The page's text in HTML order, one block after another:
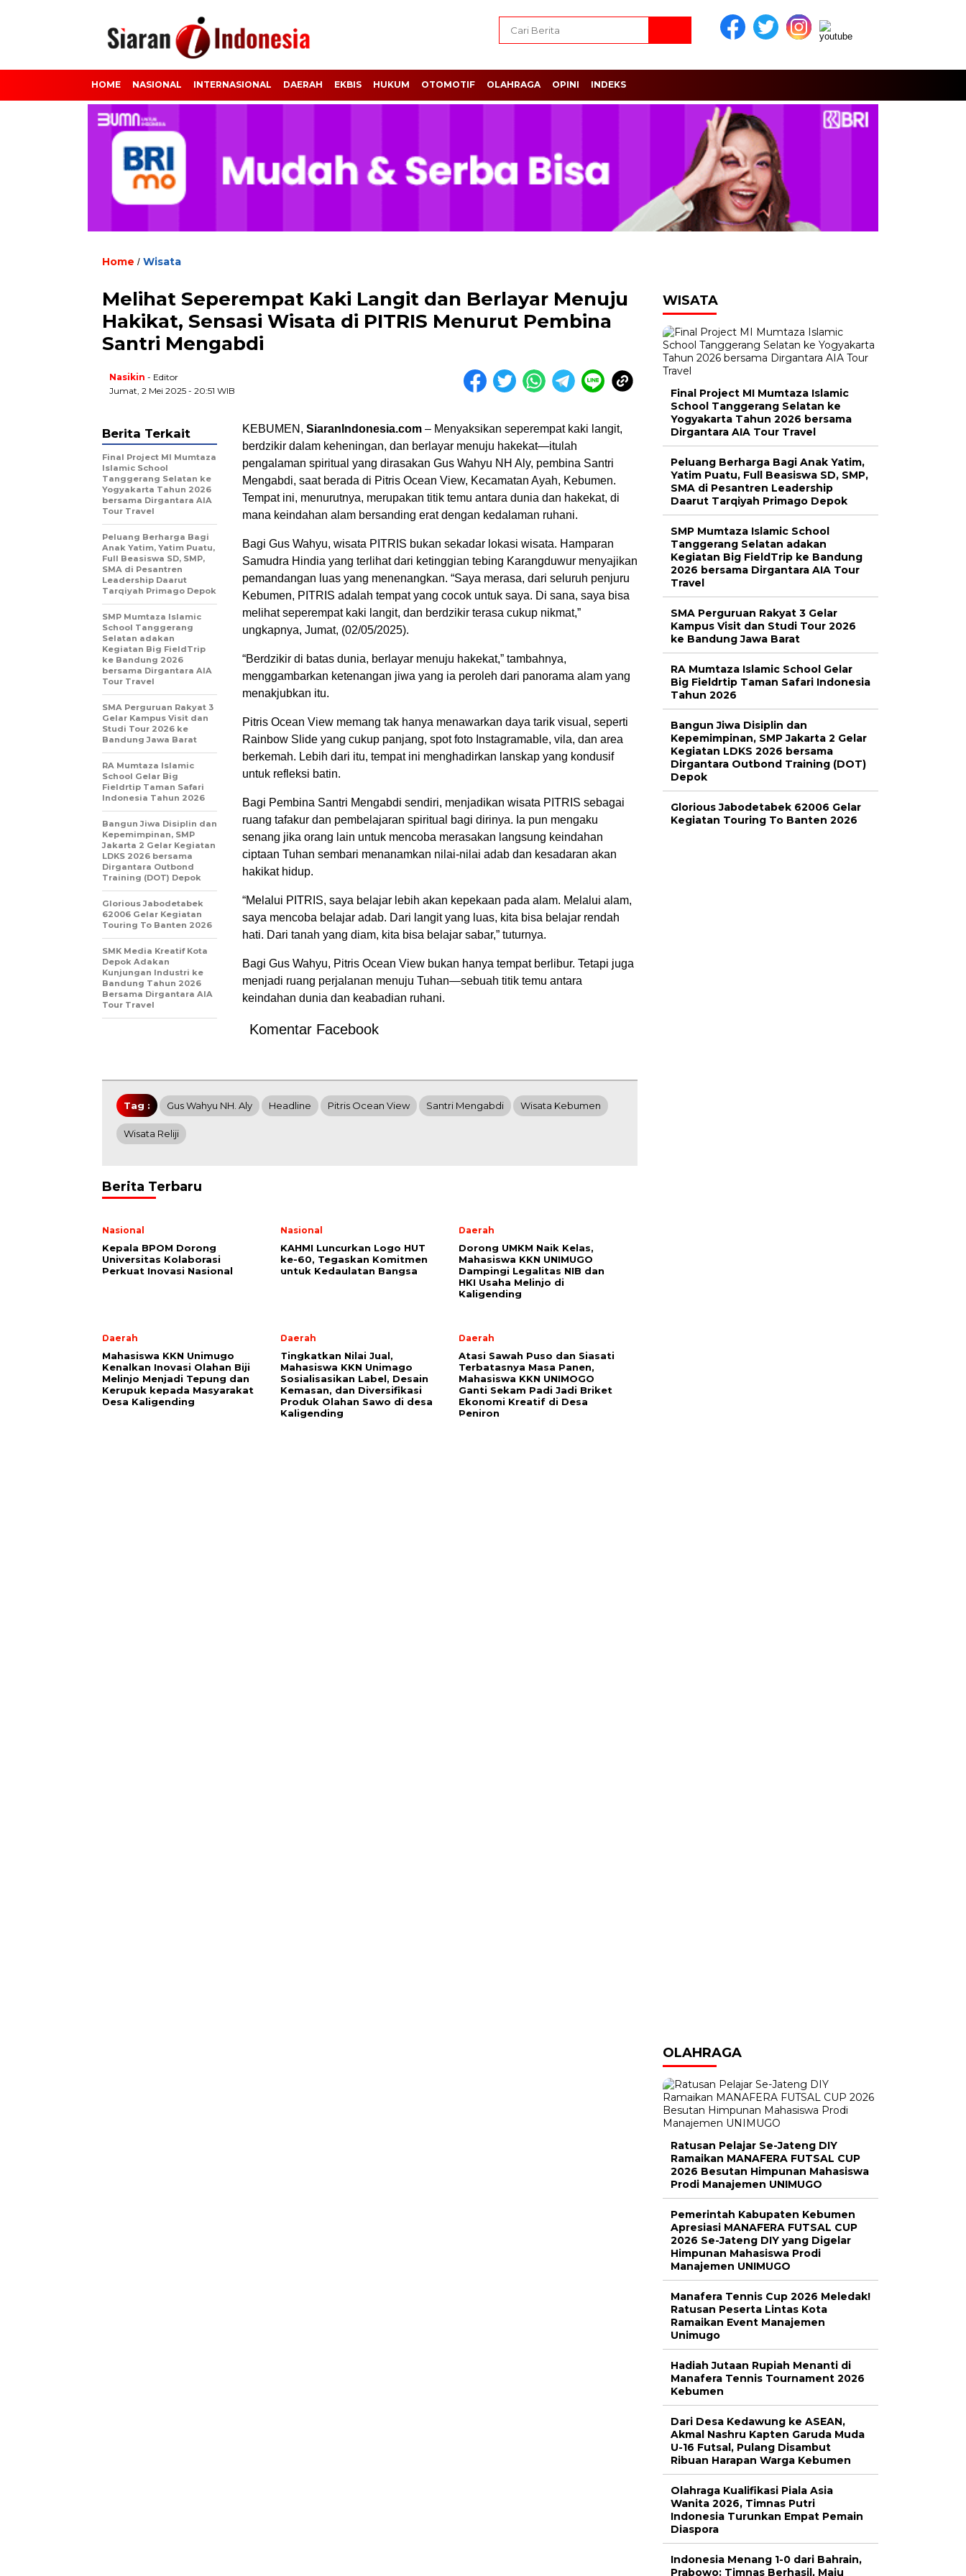
HOME NASIONAL INTERNASIONAL DAERAH EKBIS HUKUM OTOMOTIF OLAHRAGA OPINI INDEKS
Home / Wisata
Melihat Seperempat Kaki Langit dan Berlayar Menuju
Hakikat, Sensasi Wisata di PITRIS Menurut Pembina
Santri Mengabdi
Nasikin - Editor
Jumat, 2 Mei 2025 - 20:51 WIB
KEBUMEN, SiaranIndonesia.com – Menyaksikan seperempat kaki langit,
berdzikir dalam keheningan, dan berlayar menuju hakekat—itulah
pengalaman spiritual yang dirasakan Gus Wahyu NH Aly, pembina Santri
Mengabdi, saat berada di Pitris Ocean View, Kecamatan Ayah, Kebumen.
Tempat ini, menurutnya, merupakan titik temu antara dunia dan hakekat, di
mana keindahan alam bersanding erat dengan kedalaman ruhani.
Bagi Gus Wahyu, wisata PITRIS bukan sekadar lokasi wisata. Hamparan
Samudra Hindia yang terlihat dari ketinggian tebing Karangduwur menyajikan
pemandangan luas yang menenangkan. “Saya merasa, dari seluruh penjuru
Kebumen, PITRIS adalah tempat yang cocok untuk saya. Di sana, saya bisa
melihat seperempat kaki langit, dan berdzikir terasa cukup nikmat,”
ungkapnya, Jumat, (02/05/2025).
“Berdzikir di batas dunia, berlayar menuju hakekat,” tambahnya,
menggambarkan ketenangan jiwa yang ia peroleh dari panorama alam yang
menakjubkan itu.
Pitris Ocean View memang tak hanya menawarkan daya tarik visual, seperti
Rainbow Slide yang cukup panjang, spot foto Instagramable, vila, dan area
berkemah. Lebih dari itu, tempat ini menghadirkan lanskap yang kondusif
untuk refleksi batin.
Bagi Pembina Santri Mengabdi sendiri, menjadikan wisata PITRIS sebagai
ruang tafakur dan pembelajaran spiritual bagi dirinya. Ia pun mengaku
senang jika orang lain untuk mencoba merasakan langsung keindahan
ciptaan Tuhan sembari menanamkan nilai-nilai adab dan kesadaran akan
hakikat hidup.
“Melalui PITRIS, saya belajar lebih akan kepekaan pada alam. Melalui alam,
saya mencoba belajar adab. Dari langit yang luas, kita bisa belajar rendah
hati. Dari tanah yang diam, kita bisa belajar sabar,” tuturnya.
Bagi Gus Wahyu, Pitris Ocean View bukan hanya tempat berlibur. Tetapi juga
menjadi ruang perjalanan menuju Tuhan—sebuah titik temu antara
keindahan dunia dan keabadian ruhani.
Komentar Facebook
Berita Terkait
Final Project MI Mumtaza
Islamic School
Tanggerang Selatan ke
Yogyakarta Tahun 2026
bersama Dirgantara AIA
Tour Travel
Peluang Berharga Bagi
Anak Yatim, Yatim Puatu,
Full Beasiswa SD, SMP,
SMA di Pesantren
Leadership Daarut
Tarqiyah Primago Depok
SMP Mumtaza Islamic
School Tanggerang
Selatan adakan
Kegiatan Big FieldTrip
ke Bandung 2026
bersama Dirgantara AIA
Tour Travel
SMA Perguruan Rakyat 3
Gelar Kampus Visit dan
Studi Tour 2026 ke
Bandung Jawa Barat
RA Mumtaza Islamic
School Gelar Big
Fieldrtip Taman Safari
Indonesia Tahun 2026
Bangun Jiwa Disiplin dan
Kepemimpinan, SMP
Jakarta 2 Gelar Kegiatan
LDKS 2026 bersama
Dirgantara Outbond
Training (DOT) Depok
Glorious Jabodetabek
62006 Gelar Kegiatan
Touring To Banten 2026
SMK Media Kreatif Kota
Depok Adakan
Kunjungan Industri ke
Bandung Tahun 2026
Bersama Dirgantara AIA
Tour Travel
Tag : Gus Wahyu NH. Aly Headline Pitris Ocean View Santri Mengabdi Wisata Kebumen
Wisata Reliji
Berita Terbaru
Nasional
Kepala BPOM Dorong
Universitas Kolaborasi
Perkuat Inovasi Nasional
Nasional
KAHMI Luncurkan Logo HUT
ke-60, Tegaskan Komitmen
untuk Kedaulatan Bangsa
Daerah
Dorong UMKM Naik Kelas,
Mahasiswa KKN UNIMUGO
Dampingi Legalitas NIB dan
HKI Usaha Melinjo di
Kaligending
Daerah
Mahasiswa KKN Unimugo
Kenalkan Inovasi Olahan Biji
Melinjo Menjadi Tepung dan
Kerupuk kepada Masyarakat
Desa Kaligending
Daerah
Tingkatkan Nilai Jual,
Mahasiswa KKN Unimago
Sosialisasikan Label, Desain
Kemasan, dan Diversifikasi
Produk Olahan Sawo di desa
Kaligending
Daerah
Atasi Sawah Puso dan Siasati
Terbatasnya Masa Panen,
Mahasiswa KKN UNIMOGO
Ganti Sekam Padi Jadi Briket
Ekonomi Kreatif di Desa
Peniron
WISATA
Final Project MI Mumtaza Islamic
School Tanggerang Selatan ke
Yogyakarta Tahun 2026 bersama
Dirgantara AIA Tour Travel
Peluang Berharga Bagi Anak Yatim,
Yatim Puatu, Full Beasiswa SD, SMP,
SMA di Pesantren Leadership
Daarut Tarqiyah Primago Depok
SMP Mumtaza Islamic School
Tanggerang Selatan adakan
Kegiatan Big FieldTrip ke Bandung
2026 bersama Dirgantara AIA Tour
Travel
SMA Perguruan Rakyat 3 Gelar
Kampus Visit dan Studi Tour 2026
ke Bandung Jawa Barat
RA Mumtaza Islamic School Gelar
Big Fieldrtip Taman Safari Indonesia
Tahun 2026
Bangun Jiwa Disiplin dan
Kepemimpinan, SMP Jakarta 2 Gelar
Kegiatan LDKS 2026 bersama
Dirgantara Outbond Training (DOT)
Depok
Glorious Jabodetabek 62006 Gelar
Kegiatan Touring To Banten 2026
OLAHRAGA
Ratusan Pelajar Se-Jateng DIY
Ramaikan MANAFERA FUTSAL CUP
2026 Besutan Himpunan Mahasiswa
Prodi Manajemen UNIMUGO
Pemerintah Kabupaten Kebumen
Apresiasi MANAFERA FUTSAL CUP
2026 Se-Jateng DIY yang Digelar
Himpunan Mahasiswa Prodi
Manajemen UNIMUGO
Manafera Tennis Cup 2026 Meledak!
Ratusan Peserta Lintas Kota
Ramaikan Event Manajemen
Unimugo
Hadiah Jutaan Rupiah Menanti di
Manafera Tennis Tournament 2026
Kebumen
Dari Desa Kedawung ke ASEAN,
Akmal Nashru Kapten Garuda Muda
U-16 Futsal, Pulang Disambut
Ribuan Harapan Warga Kebumen
Olahraga Kualifikasi Piala Asia
Wanita 2026, Timnas Putri
Indonesia Turunkan Empat Pemain
Diaspora
Indonesia Menang 1-0 dari Bahrain,
Prabowo: Timnas Berhasil, Maju